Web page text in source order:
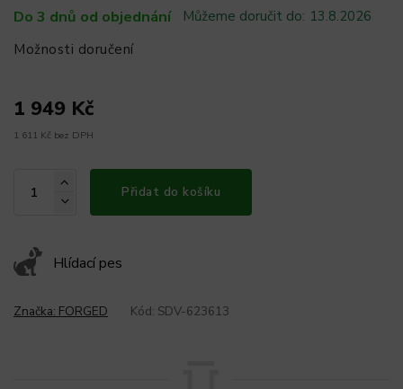
Do 3 dnů od objednání Můžeme doručit do: 13.8.2026
Možnosti doručení
1 949 Kč
1 611 Kč bez DPH
Přidat do košíku
Hlídací pes
Značka: FORGED Kód: SDV-623613